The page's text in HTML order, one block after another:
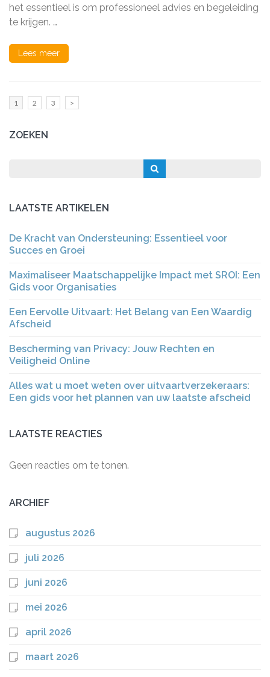
Scheiding
het essentieel is om professioneel advies en begeleiding
te krijgen. …
Lees meer
Berichten
Pagina
1 Pagina
2 Pagina
3 >
ZOEKEN
LAATSTE ARTIKELEN
De Kracht van Ondersteuning: Essentieel voor
Succes en Groei
Maximaliseer Maatschappelijke Impact met SROI: Een
Gids voor Organisaties
Een Eervolle Uitvaart: Het Belang van Een Waardig
Afscheid
Bescherming van Privacy: Jouw Rechten en
Veiligheid Online
Alles wat u moet weten over uitvaartverzekeraars:
Een gids voor het plannen van uw laatste afscheid
LAATSTE REACTIES
Geen reacties om te tonen.
ARCHIEF
augustus 2026
juli 2026
juni 2026
mei 2026
april 2026
maart 2026